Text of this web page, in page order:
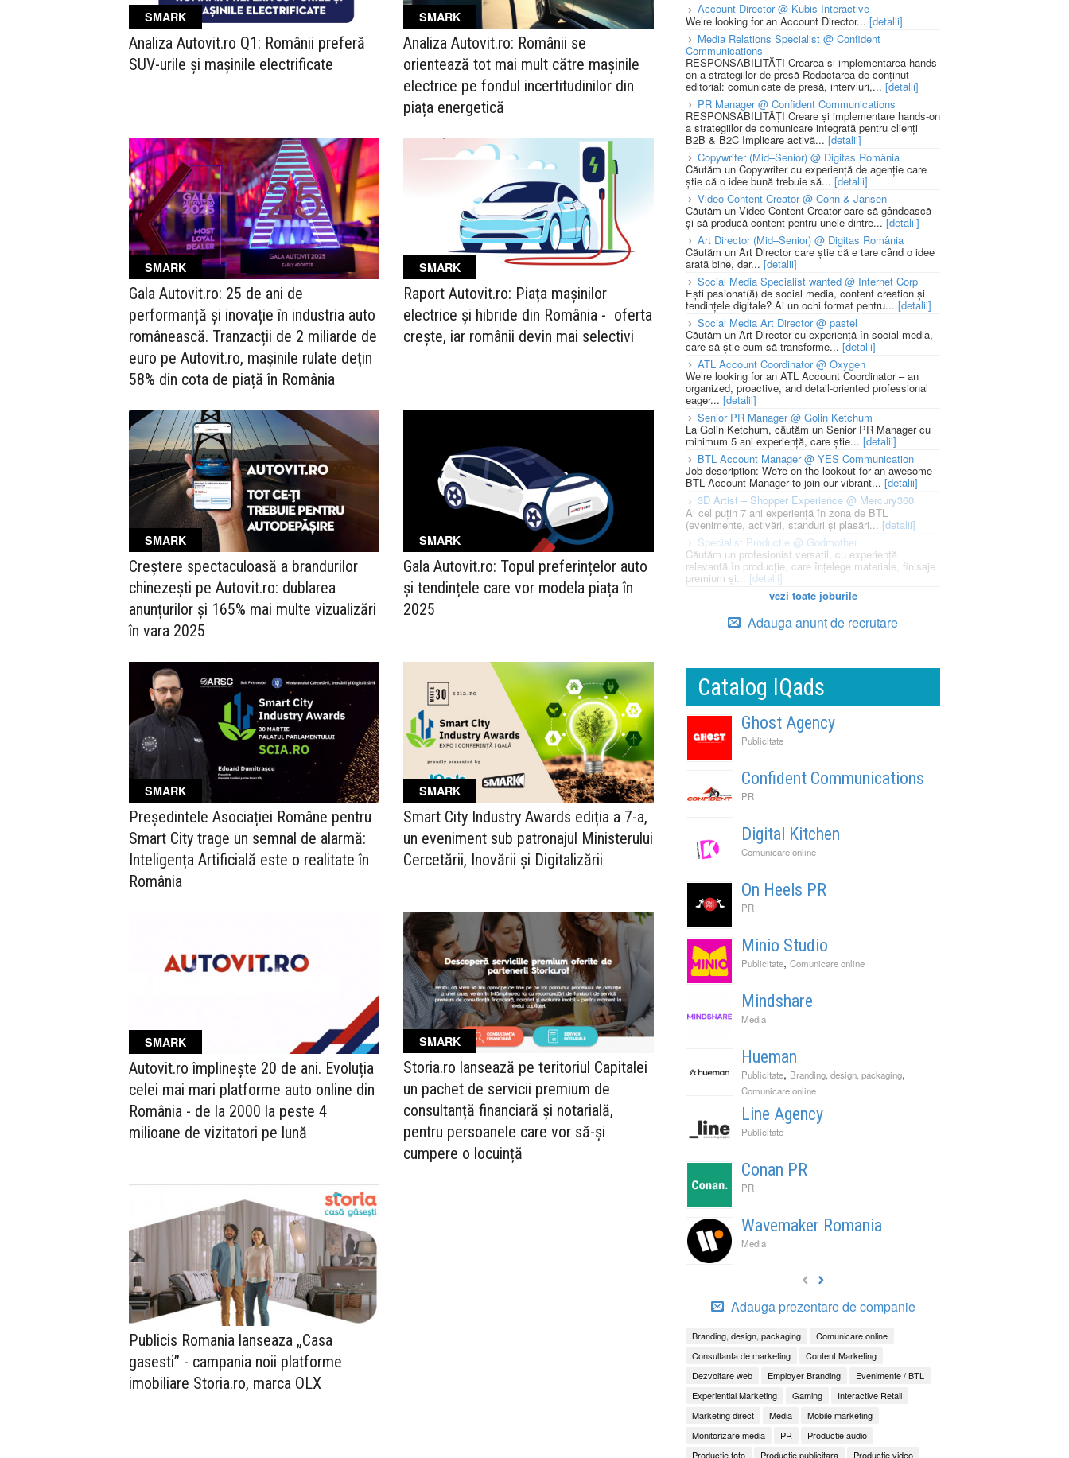
SMARK
Analiza Autovit.ro Q1: Românii preferă
SUV-urile și mașinile electrificate
SMARK
Analiza Autovit.ro: Românii se
orientează tot mai mult către mașinile
electrice pe fondul incertitudinilor din
piața energetică
SMARK
Gala Autovit.ro: 25 de ani de
performanță și inovație în industria auto
românească. Tranzacții de 2 miliarde de
euro pe Autovit.ro, mașinile rulate dețin
58% din cota de piață în România
SMARK
Raport Autovit.ro: Piața mașinilor
electrice și hibride din România - oferta
crește, iar românii devin mai selectivi
SMARK
Creștere spectaculoasă a brandurilor
chinezești pe Autovit.ro: dublarea
anunțurilor și 165% mai multe vizualizări
în vara 2025
SMARK
Gala Autovit.ro: Topul preferințelor auto
și tendințele care vor modela piața în
2025
SMARK
Președintele Asociației Române pentru
Smart City trage un semnal de alarmă:
Inteligența Artificială este o realitate în
România
SMARK
Smart City Industry Awards ediția a 7-a,
un eveniment sub patronajul Ministerului
Cercetării, Inovării și Digitalizării
SMARK
Autovit.ro împlinește 20 de ani. Evoluția
celei mai mari platforme auto online din
România - de la 2000 la peste 4
milioane de vizitatori pe lună
SMARK
Storia.ro lansează pe teritoriul Capitalei
un pachet de servicii premium de
consultanță financiară și notarială,
pentru persoanele care vor să-și
cumpere o locuință
Publicis Romania lanseaza „Casa
gasesti” - campania noii platforme
imobiliare Storia.ro, marca OLX
Account Director @ Kubis Interactive
We’re looking for an Account Director... [detalii]
Media Relations Specialist @ Confident
Communications
RESPONSABILITĂȚI Crearea și implementarea hands-
on a strategiilor de presă Redactarea de conținut
editorial: comunicate de presă, interviuri,... [detalii]
PR Manager @ Confident Communications
RESPONSABILITĂȚI Creare și implementare hands-on
a strategiilor de comunicare integrată pentru clienți
B2B & B2C Implicare activă... [detalii]
Copywriter (Mid–Senior) @ Digitas România
Căutăm un Copywriter cu experiență de agenție care
știe că o idee bună trebuie să... [detalii]
Video Content Creator @ Cohn & Jansen
Căutăm un Video Content Creator care să gândească
și să producă content pentru unele dintre...[detalii]
Art Director (Mid–Senior) @ Digitas România
Căutăm un Art Director care știe că e tare când o idee
arată bine, dar... [detalii]
Social Media Specialist wanted @ Internet Corp
Ești pasionat(ă) de social media, content creation și
tendințele digitale? Ai un ochi format pentru... [detalii]
Social Media Art Director @ pastel
Căutăm un Art Director cu experiență în social media,
care să știe cum să transforme... [detalii]
ATL Account Coordinator @ Oxygen
We’re looking for an ATL Account Coordinator – an
organized, proactive, and detail-oriented professional
eager... [detalii]
Senior PR Manager @ Golin Ketchum
La Golin Ketchum, căutăm un Senior PR Manager cu
minimum 5 ani experiență, care știe... [detalii]
BTL Account Manager @ YES Communication
Job description: We're on the lookout for an awesome
BTL Account Manager to join our vibrant... [detalii]
3D Artist – Shopper Experience @ Mercury360
Ai cel puțin 7 ani experiență în zona de BTL
(evenimente, activări, standuri și plasări... [detalii]
Specialist Productie @ Godmother
Căutăm un profesionist versatil, cu experiență
relevantă în producție, care înțelege materiale, finisaje
premium și... [detalii]
vezi toate joburile
Adauga anunt de recrutare
Catalog IQads
Ghost Agency
Publicitate
Confident Communications
PR
Digital Kitchen
Comunicare online
On Heels PR
PR
Minio Studio
Publicitate, Comunicare online
Mindshare
Media
Hueman
Publicitate, Branding, design, packaging,
Comunicare online
Line Agency
Publicitate
Conan PR
PR
Wavemaker Romania
Media
Adauga prezentare de companie
Branding, design, packaging
Comunicare online
Consultanta de marketing
Content Marketing
Dezvoltare web
Employer Branding
Evenimente / BTL
Experiential Marketing
Gaming
Interactive Retail
Marketing direct
Media
Mobile marketing
Monitorizare media
PR
Productie audio
Productie foto
Productie publicitara Productie video